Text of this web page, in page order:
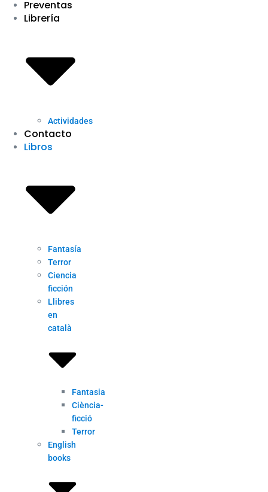
Preventas
Librería
Actividades
Contacto
Libros
Fantasía
Terror
Ciencia
ficción
Llibres
en
català
Fantasia
Ciència-
ficció
Terror
English
books